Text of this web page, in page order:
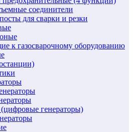
соединители
для сварки и резки
к газосварочному оборудованию
генераторы)